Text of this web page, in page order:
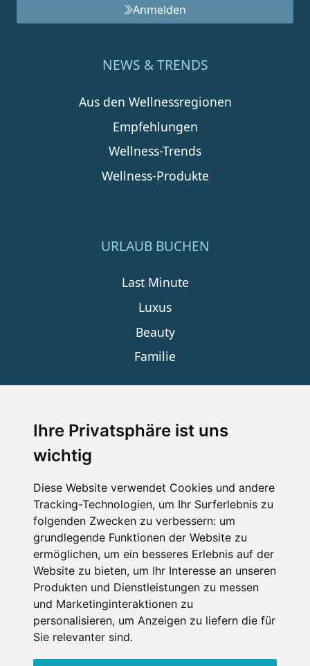
Ihre Privatsphäre ist uns
wichtig
Diese Website verwendet Cookies und andere
Tracking-Technologien, um Ihr Surferlebnis zu
folgenden Zwecken zu verbessern: um
grundlegende Funktionen der Website zu
ermöglichen, um ein besseres Erlebnis auf der
Website zu bieten, um Ihr Interesse an unseren
Produkten und Dienstleistungen zu messen
und Marketinginteraktionen zu
personalisieren, um Anzeigen zu liefern die für
Sie relevanter sind.
Anmelden
NEWS & TRENDS
Aus den Wellnessregionen
Empfehlungen
Wellness-Trends
Wellness-Produkte
URLAUB BUCHEN
Last Minute
Luxus
Beauty
Familie
SERVICE
Datenschutz
Nutzungsbedingungen
Kontakt
WEITERE PORTALE
Schneemenschen.de
Schneehoehen.de